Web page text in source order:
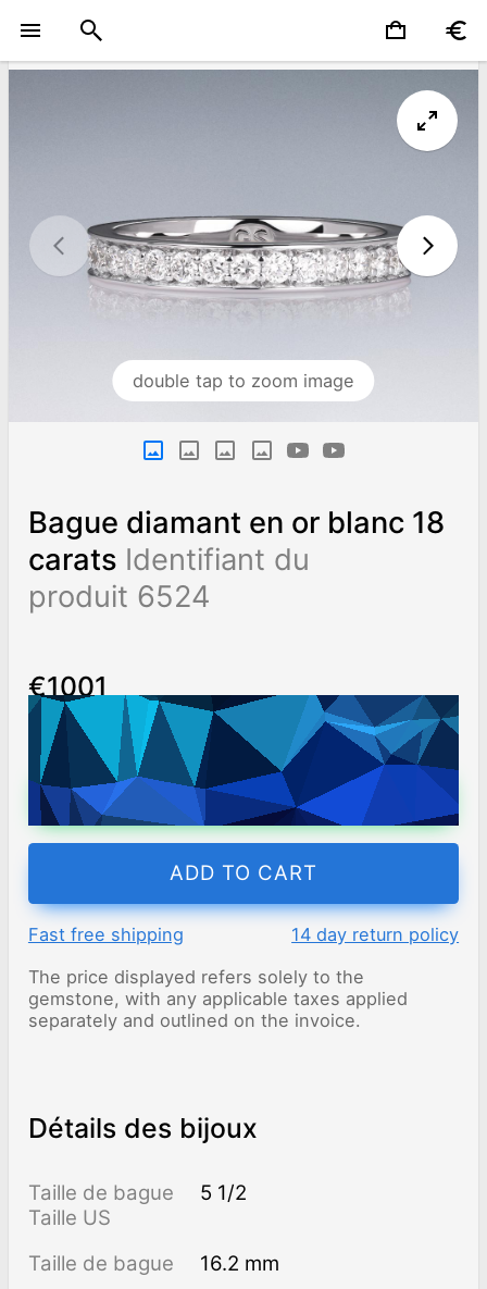
double tap to zoom image
Bague diamant en or blanc 18
carats Identifiant du
produit 6524
€1001
Worldwide shipping
Chat on WhatsApp
ADD TO CART
Fast free shipping
14 day return policy
The price displayed refers solely to the
gemstone, with any applicable taxes applied
separately and outlined on the invoice.
Détails des bijoux
Taille de bague
Taille US
5 1/2
Taille de bague
16.2 mm